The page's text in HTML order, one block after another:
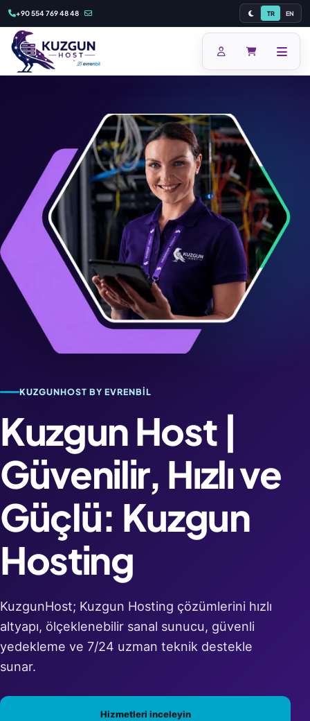
+90 554 769 48 48 TR EN
KUZGUNHOST BY EVRENBIL
Kuzgun Host |
Güvenilir, Hızlı ve
Güçlü: Kuzgun
Hosting
KuzgunHost; Kuzgun Hosting çözümlerini hızlı
altyapı, ölçeklenebilir sanal sunucu, güvenli
yedekleme ve 7/24 uzman teknik destekle
sunar.
Hizmetleri inceleyin